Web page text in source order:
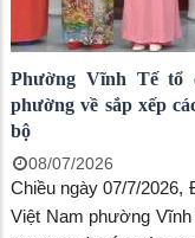
Phường Vĩnh Tế tổ
phường về sắp xếp
bộ
08/07/2026
Chiều ngày 07/7/
Việt Nam phường